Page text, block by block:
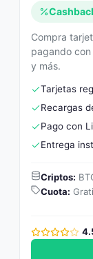
Compra
pagando
y más.
Tarjetas
Recargas
Pago con
Entrega
Criptos:
Cuota: